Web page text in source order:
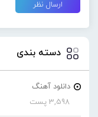
دسته بندی
دانلود آهنگ
3,598 پست